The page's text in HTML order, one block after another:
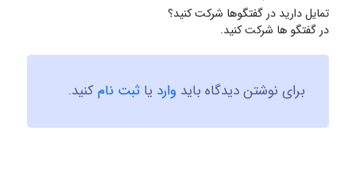
تمایل دارید در گفتگوها شرکت کنید؟
در گفتگو ها شرکت کنید.
برای نوشتن دیدگاه باید وارد یا ثبت نامکنید.